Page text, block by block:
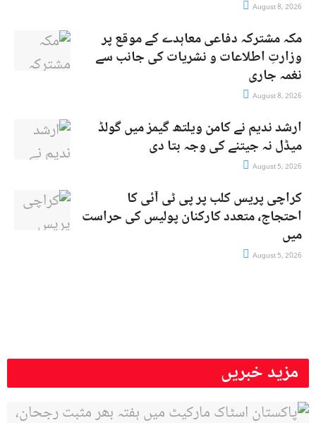
August 8, 2026
مکہ مشترکہ دفاعی معاہدے کے موقع پر
وزارتِ اطلاعات و نشریات کی جانب سے
نغمہ جاری
August 8, 2026
ارشد ندیم نے کامن ویلتھ گیمز میں گولڈ
میڈل نہ جیتنے کی وجہ بتا دی
August 5, 2026
کراچی پریس کلب پر پی ٹی آئی کا
احتجاج، متعدد کارکنان پولیس کی حراست
میں
August 5, 2026
مزید خبریں